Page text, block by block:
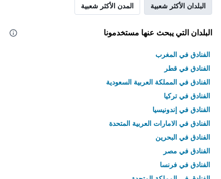
البلدان الأكثر شعبية المدن الأكثر شعبية
البلدان التي يبحث عنها مستخدمونا
الفنادق في المغرب
الفنادق في قطر
الفنادق في المملكة العربية السعودية
الفنادق في تركيا
الفنادق في إندونيسيا
الفنادق في الامارات العربية المتحدة
الفنادق في البحرين
الفنادق في مصر
الفنادق في فرنسا